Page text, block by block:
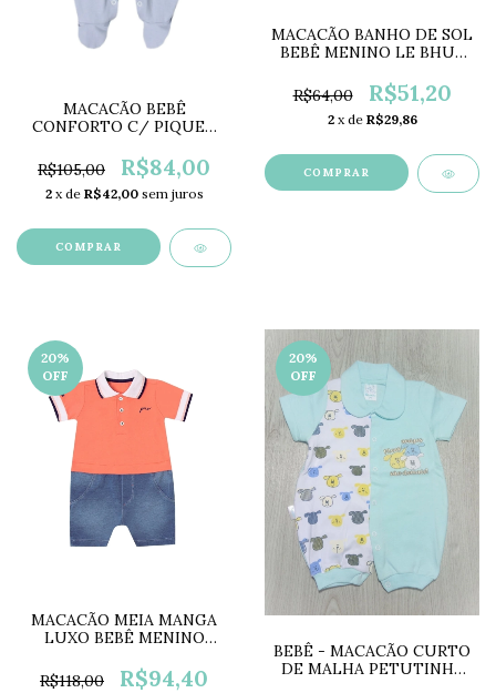
MACACÃO BEBÊ
CONFORTO C/ PIQUET
R$105,00
R$84,00
2 x de R$42,00 sem juros
COMPRAR
MACACÃO BANHO DE SOL
BEBÊ MENINO LE BHUÁ
R$64,00
R$51,20
2 x de R$29,86
COMPRAR
20%
OFF
MACACÃO MEIA MANGA
LUXO BEBÊ MENINO
R$118,00
R$94,40
20%
OFF
BEBÊ - MACACÃO CURTO
DE MALHA PETUTINHA